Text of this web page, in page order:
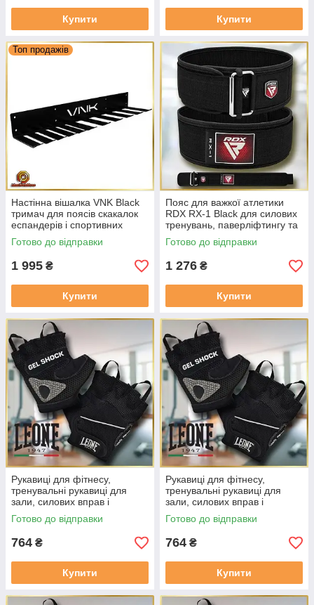
Купити Купити
Топ продажів
Настінна вішалка VNK Black
тримач для поясів скакалок
еспандерів і спортивних
аксесуарів
Готово до відправки
1 995 ₴
Купити
Пояс для важкої атлетики
RDX RX-1 Black для силових
тренувань, паверліфтингу та
фітнесу Розмір L
Готово до відправки
1 276 ₴
Купити
Рукавиці для фітнесу,
тренувальні рукавиці для
зали, силових вправ і
кросфіту Leone Gel Shock
Black Розмір S
Готово до відправки
764 ₴
Купити
Рукавиці для фітнесу,
тренувальні рукавиці для
зали, силових вправ і
кросфіту Leone Gel Shock
Black Розмір M
Готово до відправки
764 ₴
Купити